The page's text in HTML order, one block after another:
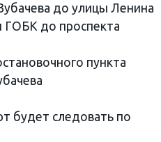
до улицы Ленина
до проспекта
пункта
будет следовать по